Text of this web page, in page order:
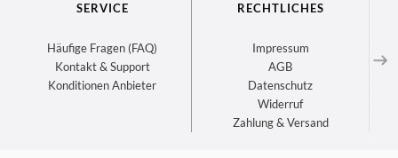
SERVICE
Häufige Fragen (FAQ)
Kontakt & Support
Konditionen Anbieter
RECHTLICHES
Impressum
AGB
Datenschutz
Widerruf
Zahlung & Versand